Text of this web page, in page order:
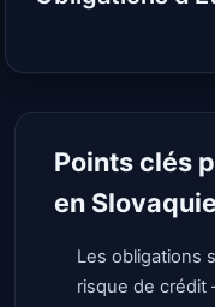
Points clés
en Slovaquie
Les obligations
risque de